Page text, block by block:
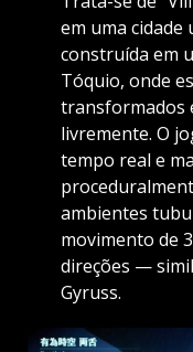
em uma
construída em
Tóquio, onde
transformados
livremente. O
tempo real e
ambientes
movimento de
direções —
Gyruss.